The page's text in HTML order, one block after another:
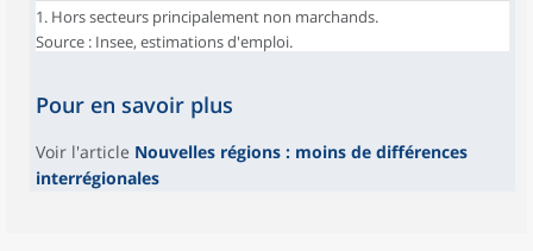
1. Hors secteurs principalement non marchands.
Source : Insee, estimations d'emploi.
Pour en savoir plus
Voir l'article Nouvelles régions : moins de différences
interrégionales